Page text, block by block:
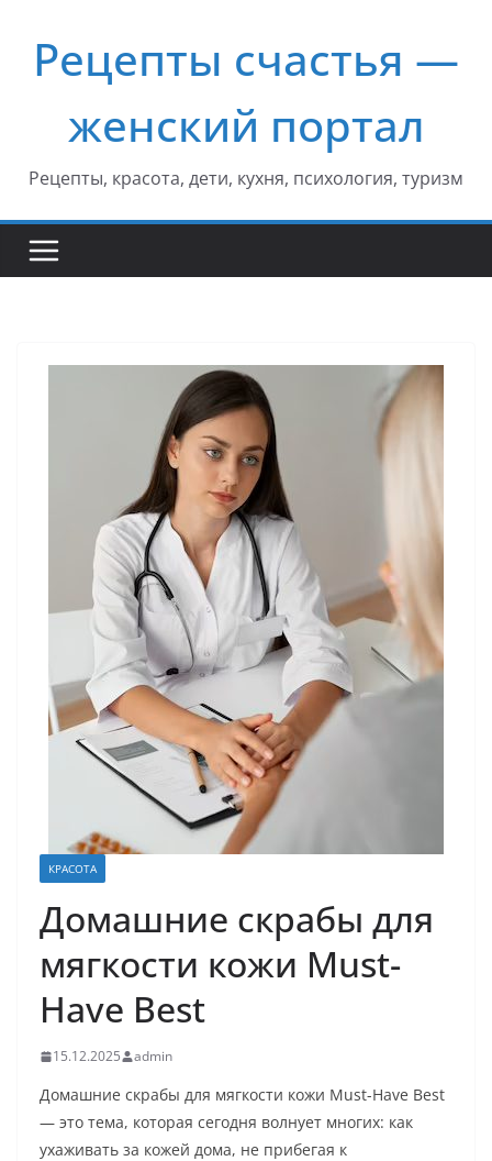
содержимому
Рецепты счастья —
женский портал
Рецепты, красота, дети, кухня, психология, туризм
КРАСОТА
Домашние скрабы для
мягкости кожи Must-
Have Best
15.12.2025 admin
Домашние скрабы для мягкости кожи Must-Have Best
— это тема, которая сегодня волнует многих: как
ухаживать за кожей дома, не прибегая к